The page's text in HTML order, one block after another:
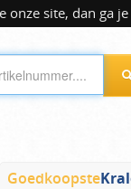
site, dan ga
Goedkoopste